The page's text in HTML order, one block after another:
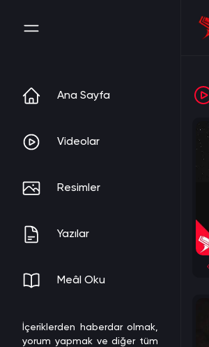
Ana Sayfa
Videolar
Resimler
Yazılar
Meâl Oku
İçeriklerden haberdar olmak,
yorum yapmak ve diğer tüm